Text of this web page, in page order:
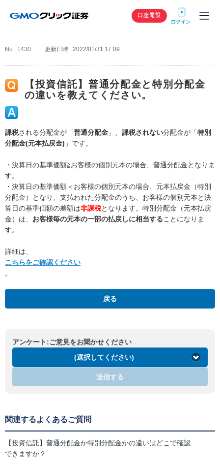
GMOクリック
口座開設
No : 1430 更新日時 : 2022/01/31 17:09
【投資信託】普通分配金と特別分配金
の違いを教えてください。
課税される分配金が「普通分配金 」、 課税されない分配金が「特別
分配金(元本払戻金) 」です。
・決算日の基準価額≧お客様の個別元本の場合、普通分配金となりま
す。
・決算日の基準価額＜お客様の個別元本の場合、元本払戻金（特別
分配金）となり、支払われた分配金のうち、お客様の個別元本と決
算日の基準価額の差額は非課税となります。特別分配金（元本払戻
金）は、 お客様毎の元本の一部の払戻しに相当することになりま
す。
詳細は、
こちらをご確認ください
。
戻る
アンケート:ご意見をお聞かせください
(選択してください)
送信する
関連するよくあるご質問
【投資信託】普通分配金か特別分配金かの違いはどこで確認
できますか？